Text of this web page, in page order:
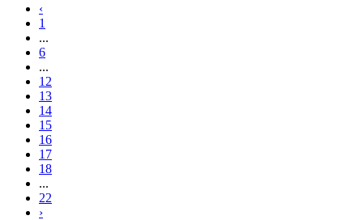
‹
1
...
6
...
12
13
14
15
16
17
18
...
22
›